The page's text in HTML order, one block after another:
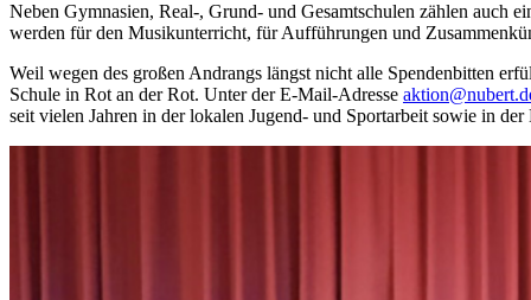
Neben Gymnasien, Real-, Grund- und Gesamtschulen zählen auch
werden für den Musikunterricht, für Aufführungen und
Weil wegen des großen Andrangs längst nicht alle Spendenbitten
Schule in Rot an der Rot. Unter der E-Mail-Adresse
seit vielen Jahren in der lokalen Jugend- und Sportarbeit sowie in